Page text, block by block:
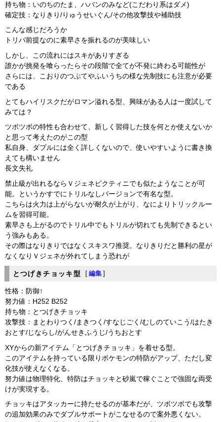
持ち物：いのちのたま、ハバンのみなど(こだわり系はダメ)
確定技：なりきり/りゅうせいぐん/その他攻撃技や補助技
こんな感じだろうか
トリパ前提なのに素早さを振れるのが美味しい
しかし、この流れにはスキがありすぎる
誰かが挑発を喰らったらその段階で全てが不発に終わる可能性が
さらには、こおりのつぶてやふいうちの様な先制技にも注意が必要
である
とてもハイリスクだがロマン溢れる型、興味がある人は一度試して
みては？
ツボツボの特性も合わせて、新しく習得した技を何とか使えないか
と思って考えたのがこの型
私自身、ダブルには全く詳しくないので、使いやすいように書き換
えても構いません
長文失礼
禁止級が出れるならＶジェネビクティニでも似たようなことが可
能。というかすでにトリルなしバージョンで有名な型。
こちらは火力は上がらないが耐久が上がり、なによりトリックルー
ムを習得可能。
素早さも上がるのでトリル中でもトリルが切れても先制できるとい
う強みもある。
その際はなりきりではなくスキスワ推奨。なりきりだと勝利の星が
なくなりＶジェネが外れてしまう恐れが
とつげきチョッキ型 [ 編集 ]
性格：防御↑
努力値：H252 B252
持ち物：とつげきチョッキ
攻撃技：まとわりつく/まきつく/すなじごく/むしのていこう/はたき
おとす/じならし/がんせきふうじ/うちおとす
XYからの新アイテム「とつげきチョッキ」を着せる型。
このアイテムを持っている限りポケモンの特防がアップ、ただし変
化技が使えなくなる。
努力値は物理特化、特防はチョッキと砂嵐で稼ぐことで強固な両受
けが実現する。
チョッキはアタッカーに持たせるのが基本だが、ツボツボでも攻撃
の追加効果のみでダブルサポートがこなせるので案外悪くない。